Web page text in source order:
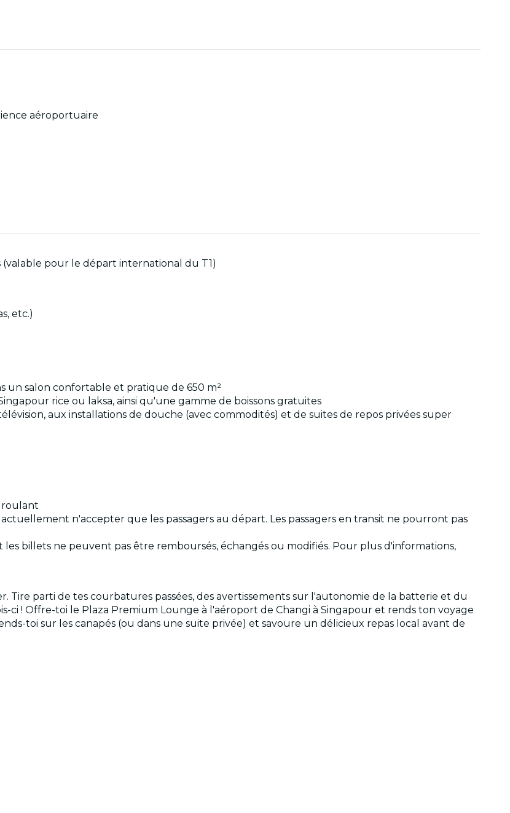
aéroportuaire
(valable pour le départ international du T1)
etc.)
salon confortable et pratique de 650 m²
rice ou laksa, ainsi qu'une gamme de boissons gratuites
aux installations de douche (avec commodités) et de suites de repos privées super
roulant
n'accepter que les passagers au départ. Les passagers en transit ne pourront pas
billets ne peuvent pas être remboursés, échangés ou modifiés. Pour plus d'informations,
Tire parti de tes courbatures passées, des avertissements sur l'autonomie de la batterie et du
ci ! Offre-toi le Plaza Premium Lounge à l'aéroport de Changi à Singapour et rends ton voyage
toi sur les canapés (ou dans une suite privée) et savoure un délicieux repas local avant de